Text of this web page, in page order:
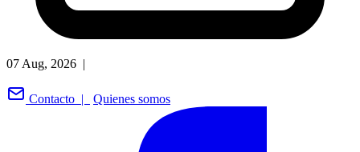
07 Aug, 2026 |
Contacto | Quienes somos